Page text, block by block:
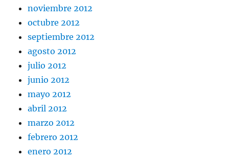
noviembre 2012
octubre 2012
septiembre 2012
agosto 2012
julio 2012
junio 2012
mayo 2012
abril 2012
marzo 2012
febrero 2012
enero 2012